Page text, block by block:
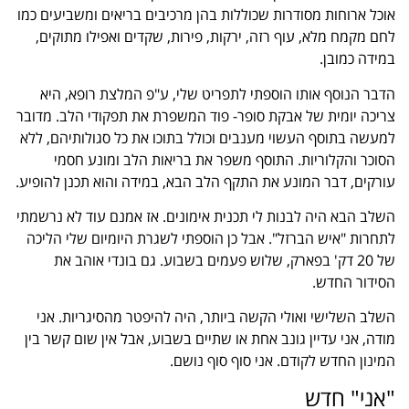
אוכל ארוחות מסודרות שכוללות בהן מרכיבים בריאים ומשביעים כמו
לחם מקמח מלא, עוף רזה, ירקות, פירות, שקדים ואפילו מתוקים,
במידה כמובן.
הדבר הנוסף אותו הוספתי לתפריט שלי, ע"פ המלצת רופא, היא
צריכה יומית של אבקת סופר- פוד המשפרת את תפקודי הלב. מדובר
למעשה בתוסף העשוי מענבים וכולל בתוכו את כל סגולותיהם, ללא
הסוכר והקלוריות. התוסף משפר את בריאות הלב ומונע חסמי
עורקים, דבר המונע את התקף הלב הבא, במידה והוא תכנן להופיע.
השלב הבא היה לבנות לי תכנית אימונים. אז אמנם עוד לא נרשמתי
לתחרות "איש הברזל". אבל כן הוספתי לשגרת היומיום שלי הליכה
של 20 דק' בפארק, שלוש פעמים בשבוע. גם בונדי אוהב את
הסידור החדש.
השלב השלישי ואולי הקשה ביותר, היה להיפטר מהסיגריות. אני
מודה, אני עדיין גונב אחת או שתיים בשבוע, אבל אין שום קשר בין
המינון החדש לקודם. אני סוף סוף נושם.
"אני" חדש